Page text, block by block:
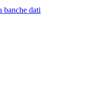
banche dati